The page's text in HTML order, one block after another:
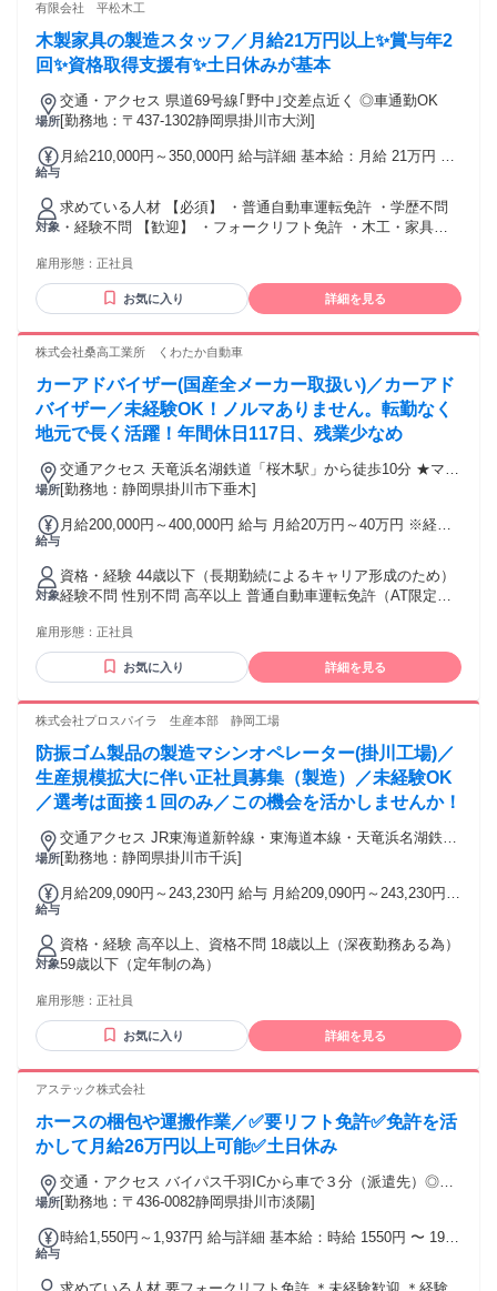
有限会社 平松木工
木製家具の製造スタッフ／月給21万円以上✨賞与年2
回✨資格取得支援有✨土日休みが基本
場所
交通・アクセス 県道69号線｢野中｣交差点近く ◎車通勤OK
[勤務地：〒437-1302静岡県掛川市大渕]
給与
月給210,000円～350,000円 給与詳細 基本給：月給 21万円 〜
れる通勤・皆勤・家族手当金額：なし 全員に一律で支払われ
るその他手当金額：なし ※資格・経験･能力を考慮します
対象
求めている人材 【必須】 ・普通自動車運転免許 ・学歴不問
・経験不問 【歓迎】 ・フォークリフト免許 ・木工・家具製
リ】 □ DIYやものづくりが好き □ 木のぬくもりを感じる仕事
がしたい □ コツコツ作業することが得意 □ 地元で長く働きた
い □ 正社員として安定した仕事に就きたい □ チームワークを
進む」をクリック！
雇用形態： 正社員
お気に入り 詳細を見る
株式会社桑高工業所 くわたか自動車
カーアドバイザー(国産全メーカー取扱い)／カーアド
バイザー／未経験OK！ノルマありません。転勤なく
地元で長く活躍！年間休日117日、残業少なめ
場所
交通アクセス 天竜浜名湖鉄道「桜木駅」から徒歩10分 ★マイ
カー通勤OK
[勤務地：静岡県掛川市下垂木]
給与
月給200,000円～400,000円 給与 月給20万円～40万円 ※経
支給 ◎別途、賞与年2回あり （内訳）入社2年目・独身 月給
20.5万円＋営業手当1万円＋車両販売手当3.5万円の場合 ★イ
ンセンティブについて 車両販売1台につき5,000円を支給。 車
検や保険契約なども対象となり、頑張った分はしっかり収入
つながる仕組みです。
対象
資格・経験 44歳以下（長期勤続によるキャリア形成のため）
経験不問 性別不問 高卒以上 普通自動車運転免許（AT限定不
ミュニケーションが好きな方 ◎ クルマが好きな方 ◎ お客様
と長くお付き合いしたいと考えている方 ◎ 頑張りが給与に反
映される環境で働きたい方
雇用形態： 正社員
お気に入り 詳細を見る
株式会社プロスパイラ 生産本部 静岡工場
防振ゴム製品の製造マシンオペレーター(掛川工場)／
生産規模拡大に伴い正社員募集（製造）／未経験OK
／選考は面接１回のみ／この機会を活かしませんか！
場所
交通アクセス JR東海道新幹線・東海道本線・天竜浜名湖鉄道
天竜浜名湖線「掛川駅」より車で30分 JR東海道本線「袋井
旧大東町の地区です。浜松市、磐田市、袋井市、森町、菊川
地域です。 ※マイカー通勤OK！車・バイク・自転車通勤可
（無料大型駐車場・駐輪場あり）
[勤務地：静岡県掛川市千浜]
給与
月給209,090円～243,230円 給与 月給209,090円～243,230円
を支給 ＊年齢・経験・能力等を考慮 ＜月収例＞35歳入社1年
目 3班3交替勤務 月収318,700円（月給20.8万円＋住宅・家族
手当4.9万円＋残業10h・深夜・交替手当）の場合
対象
資格・経験 高卒以上、資格不問 18歳以上（深夜勤務ある為）
59歳以下（定年制の為）
雇用形態： 正社員
お気に入り 詳細を見る
アステック株式会社
ホースの梱包や運搬作業／✅要リフト免許✅免許を活
かして月給26万円以上可能✅土日休み
場所
交通・アクセス バイパス千羽ICから車で３分（派遣先）◎車
通勤ＯＫ！
[勤務地：〒436-0082静岡県掛川市淡陽]
給与
時給1,550円～1,937円 給与詳細 基本給：時給 1550円 〜 1937
給 ★週払いあり／規定